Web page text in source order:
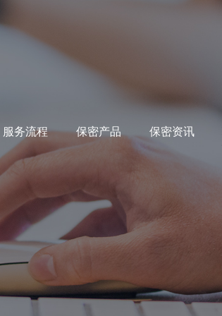
服务流程 保密产品 保密资讯